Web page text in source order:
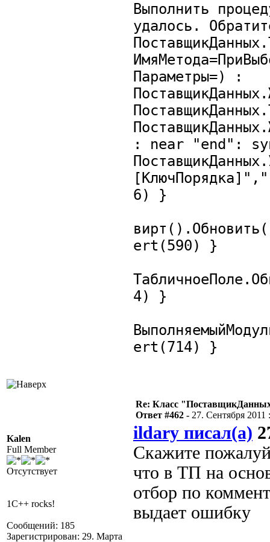
Выполнить
удалось.
Параметры=) :
: near "end":
6) }
ert(590) }
4) }
ert(714) }
Kalen
Full Member
Отсутствует
1C++ rocks!
Сообщений: 185
Зарегистрирован: 29. Марта
Re: Класс
Ответ #462 - 27. Сентября 2011
ildary писал(а)
Скажите
что в ТП на
отбор по
выдает ошибку